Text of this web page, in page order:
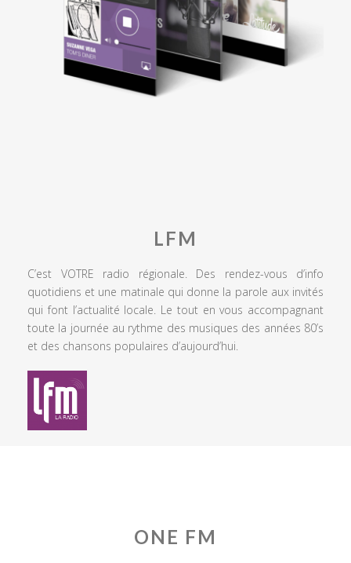
LFM
C’est VOTRE radio régionale. Des rendez-vous d’info
quotidiens et une matinale qui donne la parole aux invités
qui font l’actualité locale. Le tout en vous accompagnant
toute la journée au rythme des musiques des années 80’s
et des chansons populaires d’aujourd’hui.
ONE FM